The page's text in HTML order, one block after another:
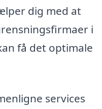
dig med at
i
få det optimale
services